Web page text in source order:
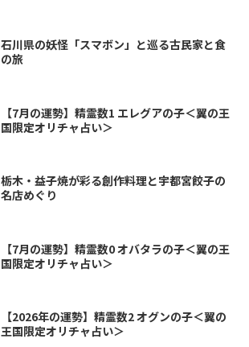
石川県の妖怪「スマボン」と巡る古民家と食
の旅
【7月の運勢】精霊数1 エレグアの子＜翼の王
国限定オリチャ占い＞
栃木・益子焼が彩る創作料理と宇都宮餃子の
名店めぐり
【7月の運勢】精霊数0 オバタラの子＜翼の王
国限定オリチャ占い＞
【2026年の運勢】精霊数2 オグンの子＜翼の
王国限定オリチャ占い＞